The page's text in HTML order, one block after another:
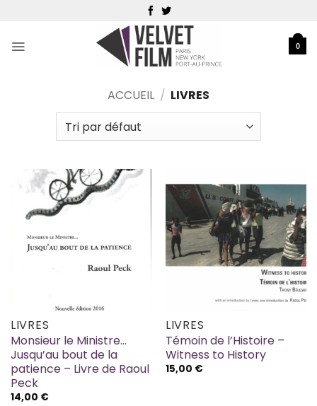
contenu
0
ACCUEIL / LIVRES
LIVRES
Monsieur le Ministre…
Jusqu’au bout de la
patience – Livre de Raoul
Peck
14,00 €
LIVRES
Témoin de l’Histoire –
Witness to History
15,00 €